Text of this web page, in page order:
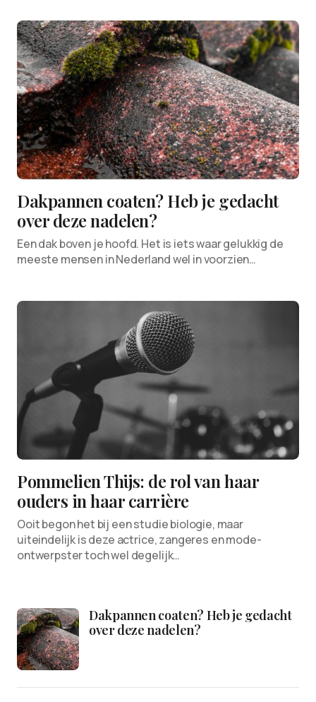
Dakpannen coaten? Heb je gedacht
over deze nadelen?
Een dak boven je hoofd. Het is iets waar gelukkig de
meeste mensen in Nederland wel in voorzien…
Pommelien Thijs: de rol van haar
ouders in haar carrière
Ooit begon het bij een studie biologie, maar
uiteindelijk is deze actrice, zangeres en mode-
ontwerpster toch wel degelijk…
Dakpannen coaten? Heb je gedacht
over deze nadelen?